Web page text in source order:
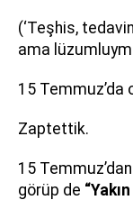
(‘Teşhis,
ama
15 Temmuz’da
Zaptettik.
15 Temmuz’dan
görüp de